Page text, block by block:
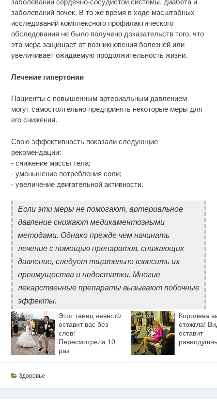
заболеваний сердечно-сосудистой системы, диабета и
заболеваний почек. В то же время в ходе масштабных
исследований комплексного профилактического
обследования не было получено доказательств того, что
эта мера защищает от возникновения болезней или
увеличивает ожидаемую продолжительность жизни.
Лечение гипертонии
Пациенты с повышенным артериальным давлением
могут самостоятельно предпринять некоторые меры для
его снижения.
Свою эффективность показали следующие
рекомендации:
- снижение массы тела;
- уменьшение потребления соли;
- увеличение двигательной активности.
Если эти меры не помогают, артериальное
давление снижают медикаментозными
методами. Однако прежде чем начинать
лечение с помощью препаратов, снижающих
давление, следует тщательно взвесить их
преимущества и недостатки. Многие
лекарственные препараты вызывают побочные
эффекты.
i
Этот танец невесты
оставит вас без
слов!
Пересмотрела 10
раз
Королева
отожгла!
оставит
Здоровье